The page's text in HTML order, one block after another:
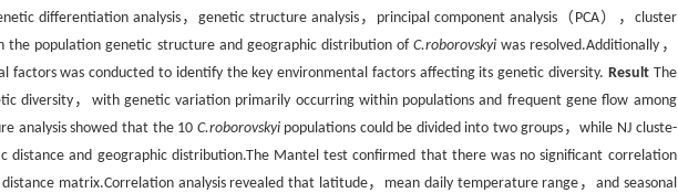
differentiation analysis，genetic structure analysis，principal component analysis（PCA），cluster
population genetic structure and geographic distribution ofC.roborovskyi was resolved.Additionally，
factors was conducted to identify the key environmental factors affecting its genetic diversity. ResultThe
diversity，with genetic variation primarily occurring within populations and frequent gene flow among
analysis showed that the 10 C.roborovskyipopulations could be divided into two groups，while NJ cluste-
distance and geographic distribution.The Mantel test confirmed that there was no significant correlation
matrix.Correlation analysis revealed that latitude，mean daily temperature range，and seasonal